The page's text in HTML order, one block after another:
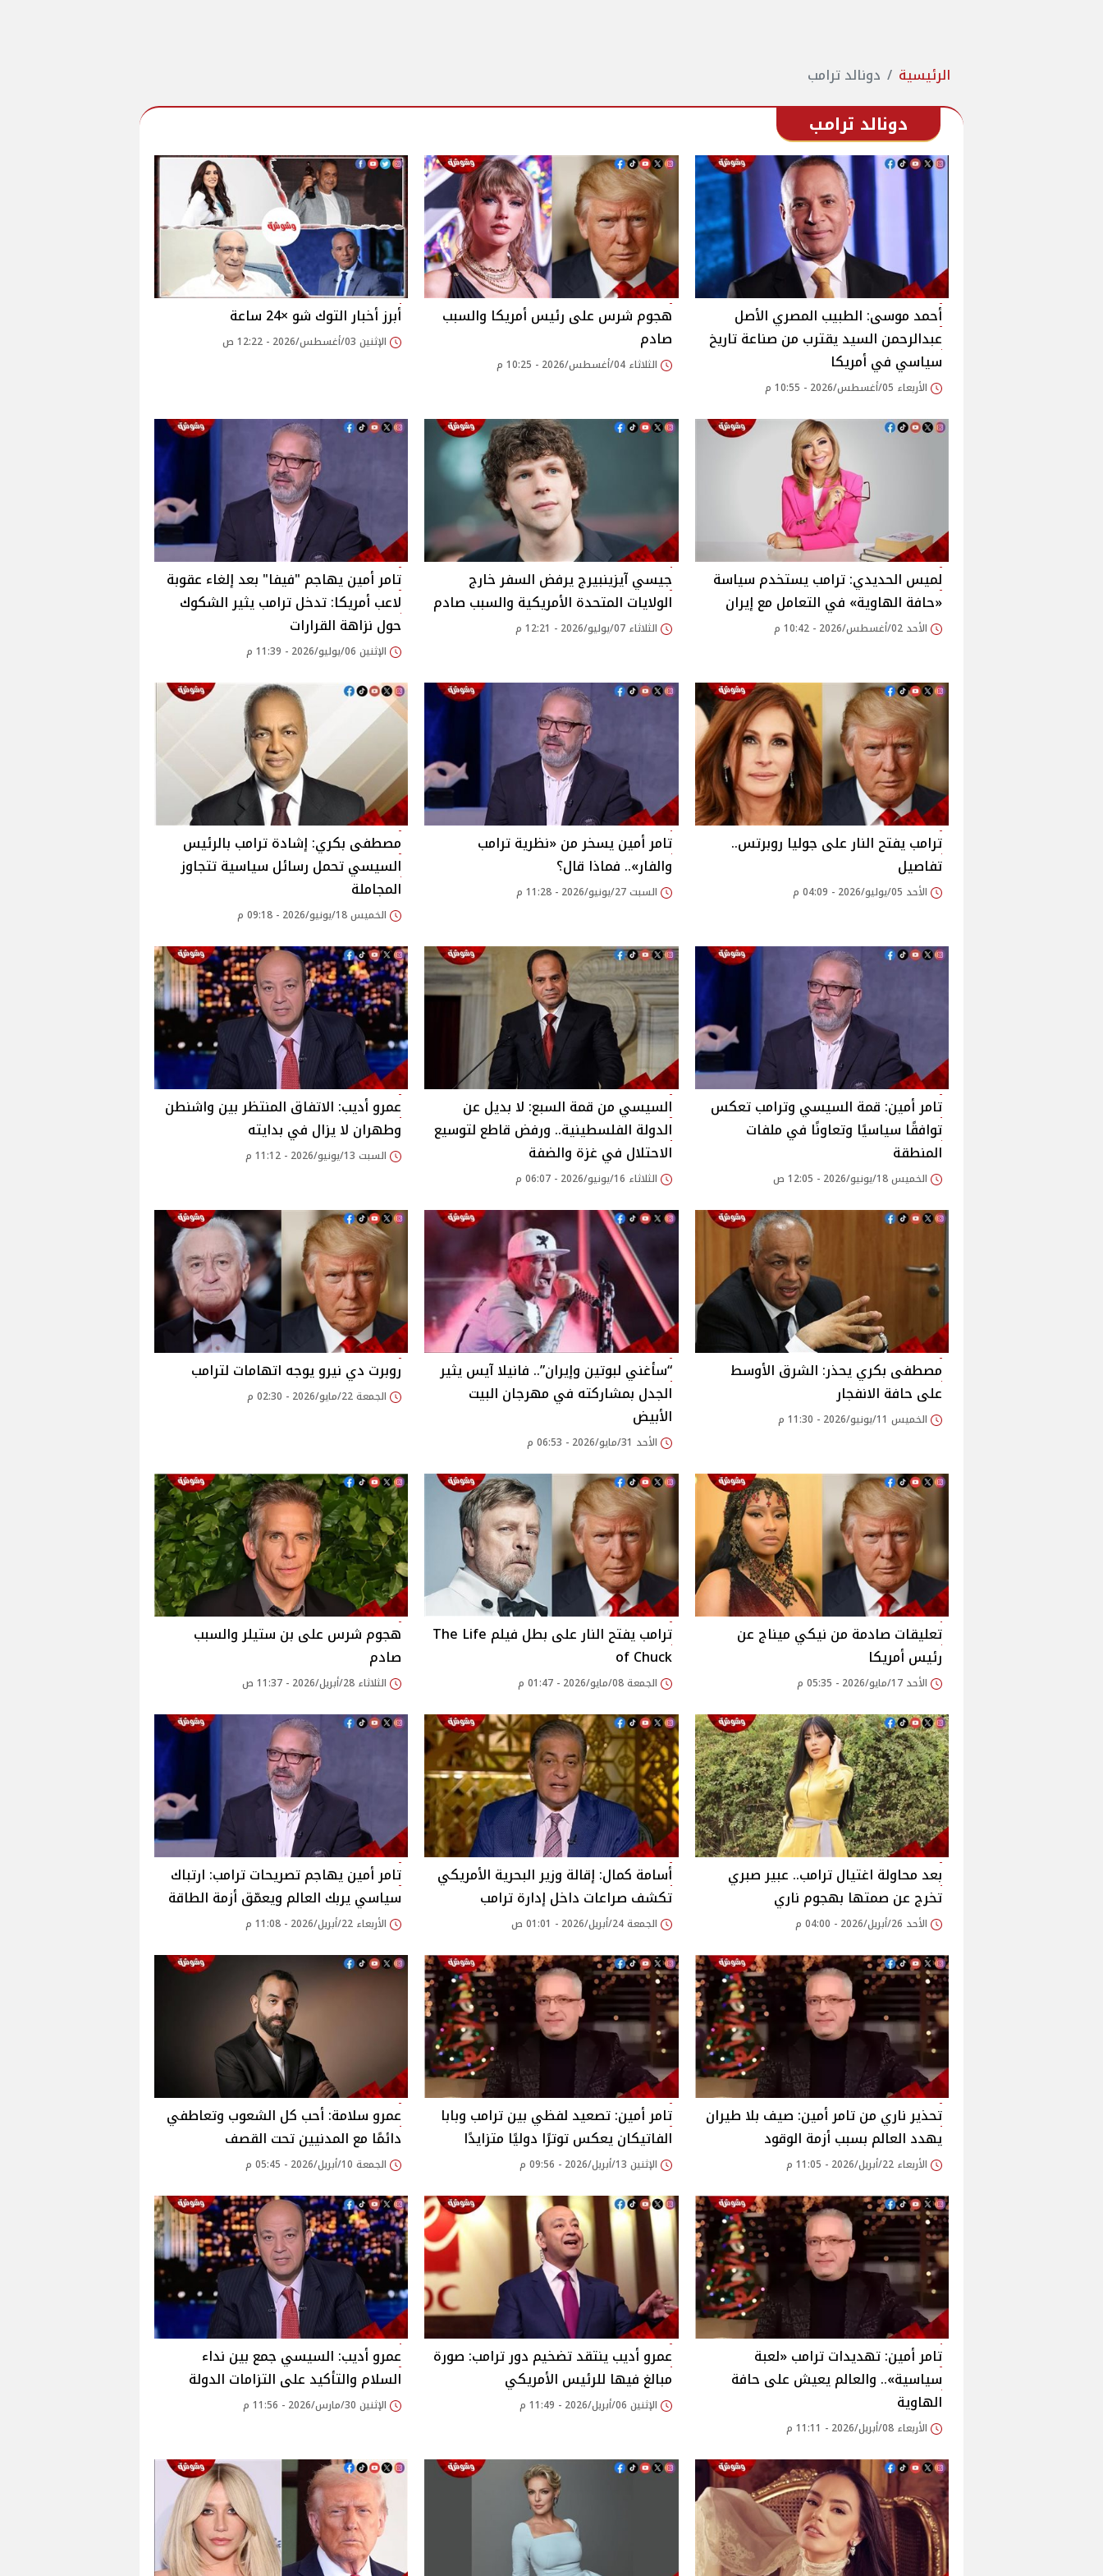
الرئيسية دونالد ترامب
دونالد ترامب
أحمد موسى: الطبيب المصري الأصل
عبدالرحمن السيد يقترب من صناعة تاريخ
سياسي في أمريكا
الأربعاء 05/أغسطس/2026 - 10:55 م
هجوم شرس على رئيس أمريكا والسبب
صادم
الثلاثاء 04/أغسطس/2026 - 10:25 م
أبرز أخبار التوك شو ×24 ساعة
الإثنين 03/أغسطس/2026 - 12:22 ص
لميس الحديدي: ترامب يستخدم سياسة
«حافة الهاوية» في التعامل مع إيران
الأحد 02/أغسطس/2026 - 10:42 م
جيسي آيزينبيرج يرفض السفر خارج
الولايات المتحدة الأمريكية والسبب صادم
الثلاثاء 07/يوليو/2026 - 12:21 م
تامر أمين يهاجم "فيفا" بعد إلغاء عقوبة
لاعب أمريكا: تدخل ترامب يثير الشكوك
حول نزاهة القرارات
الإثنين 06/يوليو/2026 - 11:39 م
ترامب يفتح النار على جوليا روبرتس..
تفاصيل
الأحد 05/يوليو/2026 - 04:09 م
تامر أمين يسخر من «نظرية ترامب
والفار».. فماذا قال؟
السبت 27/يونيو/2026 - 11:28 م
مصطفى بكري: إشادة ترامب بالرئيس
السيسي تحمل رسائل سياسية تتجاوز
المجاملة
الخميس 18/يونيو/2026 - 09:18 م
تامر أمين: قمة السيسي وترامب تعكس
توافقًا سياسيًا وتعاونًا في ملفات
المنطقة
الخميس 18/يونيو/2026 - 12:05 ص
السيسي من قمة السبع: لا بديل عن
الدولة الفلسطينية.. ورفض قاطع لتوسيع
الاحتلال في غزة والضفة
الثلاثاء 16/يونيو/2026 - 06:07 م
عمرو أديب: الاتفاق المنتظر بين واشنطن
وطهران لا يزال في بدايته
السبت 13/يونيو/2026 - 11:12 م
مصطفى بكري يحذر: الشرق الأوسط
على حافة الانفجار
الخميس 11/يونيو/2026 - 11:30 م
“سأغني لبوتين وإيران”.. فانيلا آيس يثير
الجدل بمشاركته في مهرجان البيت
الأبيض
الأحد 31/مايو/2026 - 06:53 م
روبرت دي نيرو يوجه اتهامات لترامب
الجمعة 22/مايو/2026 - 02:30 م
تعليقات صادمة من نيكي ميناج عن
رئيس أمريكا
الأحد 17/مايو/2026 - 05:35 م
ترامب يفتح النار على بطل فيلم The Life
of Chuck
الجمعة 08/مايو/2026 - 01:47 م
هجوم شرس على بن ستيلر والسبب
صادم
الثلاثاء 28/أبريل/2026 - 11:37 ص
بعد محاولة اغتيال ترامب.. عبير صبري
تخرج عن صمتها بهجوم ناري
الأحد 26/أبريل/2026 - 04:00 م
أسامة كمال: إقالة وزير البحرية الأمريكي
تكشف صراعات داخل إدارة ترامب
الجمعة 24/أبريل/2026 - 01:01 ص
تامر أمين يهاجم تصريحات ترامب: ارتباك
سياسي يربك العالم ويعمّق أزمة الطاقة
الأربعاء 22/أبريل/2026 - 11:08 م
تحذير ناري من تامر أمين: صيف بلا طيران
يهدد العالم بسبب أزمة الوقود
الأربعاء 22/أبريل/2026 - 11:05 م
تامر أمين: تصعيد لفظي بين ترامب وبابا
الفاتيكان يعكس توترًا دوليًا متزايدًا
الإثنين 13/أبريل/2026 - 09:56 م
عمرو سلامة: أحب كل الشعوب وتعاطفي
دائمًا مع المدنيين تحت القصف
الجمعة 10/أبريل/2026 - 05:45 م
تامر أمين: تهديدات ترامب «لعبة
سياسية».. والعالم يعيش على حافة
الهاوية
الأربعاء 08/أبريل/2026 - 11:11 م
عمرو أديب ينتقد تضخيم دور ترامب: صورة
مبالغ فيها للرئيس الأمريكي
الإثنين 06/أبريل/2026 - 11:49 م
عمرو أديب: السيسي جمع بين نداء
السلام والتأكيد على التزامات الدولة
الإثنين 30/مارس/2026 - 11:56 م